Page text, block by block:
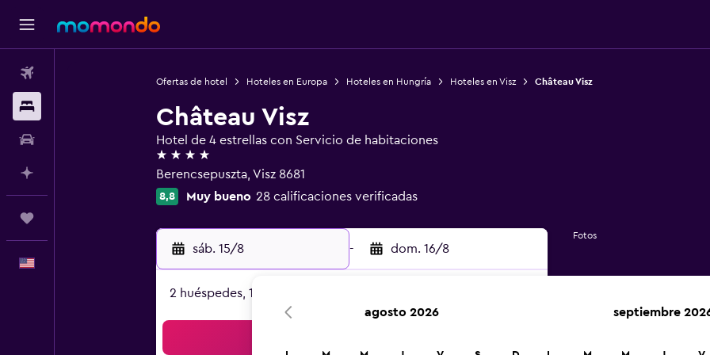
Ofertas de hotel Hoteles en Europa Hoteles en Hungría Hoteles en Visz Château Visz
Château Visz
Hotel de 4 estrellas con Servicio de habitaciones
4 estrellas
Berencsepuszta, Visz 8681
8,8 Muy bueno 28 calificaciones verificadas
sáb. 15/8 - dom. 16/8
2 huéspedes, 1 habitación
Fotos
agosto 2026 septiembre